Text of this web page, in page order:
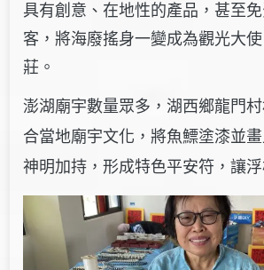
具有創意、在地性的產品，甚至
客，將海廢搖身一變成為觀光大
莊。
澎湖廟宇數量眾多 ，湖西鄉龍門
合當地廟宇文化，將魚鰾塗漆並
神明加持，形成特色平安符，讓浮